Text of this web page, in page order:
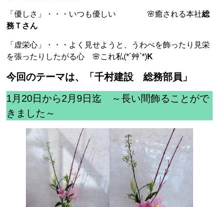
「優しさ」・・・いつも優しい 🌸癒される本社総
務Ｔさん
「虚栄心」・・・よく見せようと、うわべを飾ったり見栄
を張ったりしたがる心 🌸これ私(*´艸`*)K
今回のテーマは、「千村建設 総務部員」
1月20日から2月9日迄 ～長い間飾ることがで
きました～